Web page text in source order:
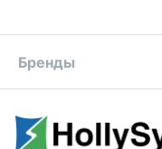
Бренды